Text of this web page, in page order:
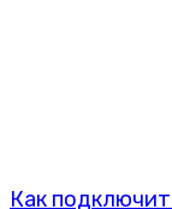
Как